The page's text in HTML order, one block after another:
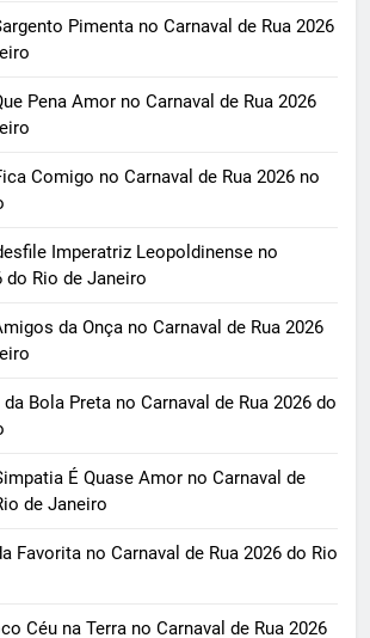
Pimenta no Carnaval de Rua 2026
Pena Amor no Carnaval de Rua 2026
Comigo no Carnaval de Rua 2026 no
Imperatriz Leopoldinense no
do Rio de Janeiro
da Onça no Carnaval de Rua 2026
Bola Preta no Carnaval de Rua 2026 do
É Quase Amor no Carnaval de
de Janeiro
Favorita no Carnaval de Rua 2026 do Rio
Céu na Terra no Carnaval de Rua 2026